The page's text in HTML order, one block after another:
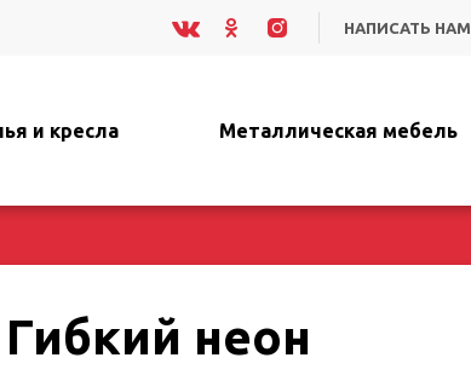
НАПИСАТЬ НАМ
и кресла Металлическая мебель
Гибкий неон